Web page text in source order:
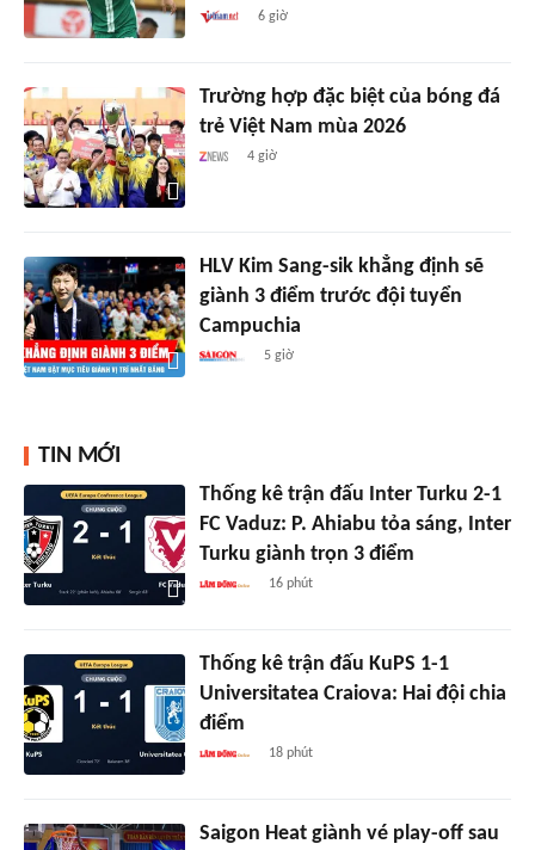
6 giờ
Trường hợp đặc biệt của bóng đá
trẻ Việt Nam mùa 2026
4 giờ
HLV Kim Sang-sik khẳng định sẽ
giành 3 điểm trước đội tuyển
Campuchia
5 giờ
TIN MỚI
Thống kê trận đấu Inter Turku 2-1
FC Vaduz: P. Ahiabu tỏa sáng, Inter
Turku giành trọn 3 điểm
16 phút
Thống kê trận đấu KuPS 1-1
Universitatea Craiova: Hai đội chia
điểm
18 phút
Saigon Heat giành vé play-off sau